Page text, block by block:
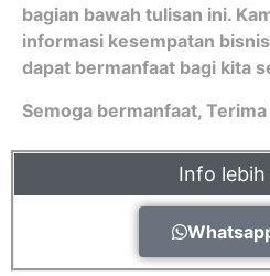
bagian bawah tulisan ini.
informasi kesempatan
dapat bermanfaat bagi kita
Semoga bermanfaat,
Info lebih